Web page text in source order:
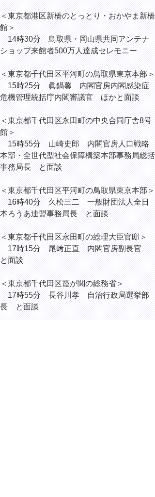
＜東京都港区新橋のとっとり・おかやま新橋
館＞
14時30分 鳥取県・岡山県共同アンテナ
ショップ来館者500万人達成セレモニー
＜東京都千代田区平河町の鳥取県東京本部＞
15時25分 眞鍋馨 内閣官房内閣感染症
危機管理統括庁内閣審議官 ほかと面談
＜東京都千代田区永田町の中央合同庁舎8号
館＞
15時55分 山崎史郎 内閣官房人口戦略
本部・全世代型社会保障構築本部事務局総括
事務局長 と面談
＜東京都千代田区平河町の鳥取県東京本部＞
16時40分 久松三二 一般財団法人全日
本ろうあ連盟事務局長 と面談
＜東京都千代田区永田町の総理大臣官邸＞
17時15分 尾﨑正直 内閣官房副長官
と面談
＜東京都千代田区霞が関の総務省＞
17時55分 長谷川孝 自治行政局選挙部
長 と面談